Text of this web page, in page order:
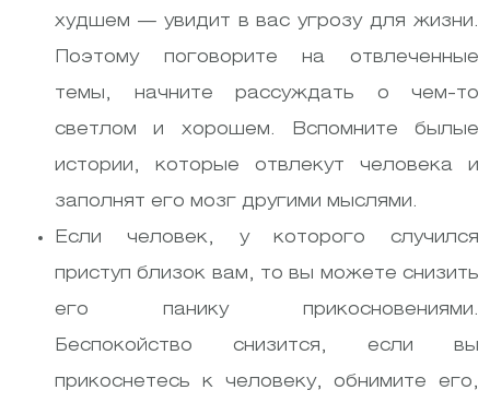
худшем — увидит в вас угрозу для жизни.
Поэтому поговорите на отвлеченные
темы, начните рассуждать о чем-то
светлом и хорошем. Вспомните былые
истории, которые отвлекут человека и
заполнят его мозг другими мыслями.
Если человек, у которого случился
приступ близок вам, то вы можете снизить
его панику прикосновениями.
Беспокойство снизится, если вы
прикоснетесь к человеку, обнимите его,